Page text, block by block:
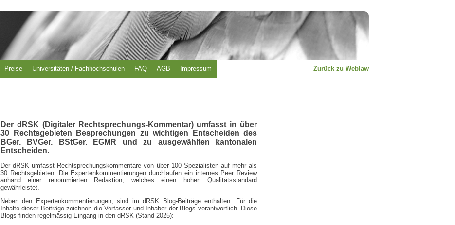
Preise Universitäten / Fachhochschulen FAQ AGB Impressum Zurück zu Weblaw
Der dRSK (Digitaler Rechtsprechungs-Kommentar) umfasst in über
30 Rechtsgebieten Besprechungen zu wichtigen Entscheiden des
BGer, BVGer, BStGer, EGMR und zu ausgewählten kantonalen
Entscheiden.
Der dRSK umfasst Rechtsprechungskommentare von über 100 Spezialisten auf mehr als
30 Rechtsgebieten. Die Expertenkommentierungen durchlaufen ein internes Peer Review
anhand einer renommierten Redaktion, welches einen hohen Qualitätsstandard
gewährleistet.
Neben den Expertenkommentierungen, sind im dRSK Blog-Beiträge enthalten. Für die
Inhalte dieser Beiträge zeichnen die Verfasser und Inhaber der Blogs verantwortlich. Diese
Blogs finden regelmässig Eingang in den dRSK (Stand 2025):